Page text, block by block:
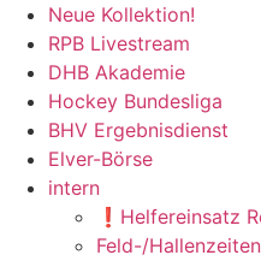
Zum
Inhalt
springen
Neue Kollektion!
RPB Livestream
DHB Akademie
Hockey Bundesliga
BHV Ergebnisdienst
Elver-Börse
intern
❗️Helfereinsatz
Feld-/